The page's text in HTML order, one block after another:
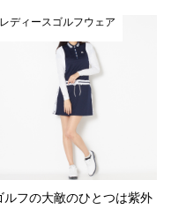
レディースゴルフウェア
ルフの大敵のひとつは紫外